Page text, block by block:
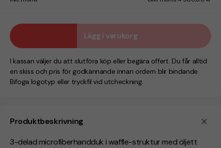
Produktbeskrivning
3-delad microfiberhandduk i waffle-struktur med öljett
Lägg i varukorg
I kassan väljer du att slutföra köp eller begära offert. Du får alltid
en skiss och pris för godkännande innan ordern blir bindande.
Bifoga logotyp eller tryckfil vid utcheckning.